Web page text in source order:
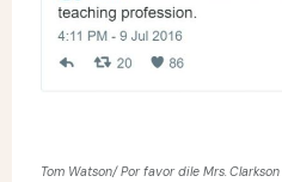
Tom Watson/ Por favor dile Mrs.